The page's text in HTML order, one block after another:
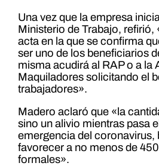
Una vez que la empresa
Ministerio de Trabajo, refirió,
acta en la que se confirma
ser uno de los beneficiarios
misma acudirá al RAP o a la
Maquiladores solicitando el
trabajadores».
Madero aclaró que «la
sino un alivio mientras pasa
emergencia del coronavirus,
favorecer a no menos de
formales».